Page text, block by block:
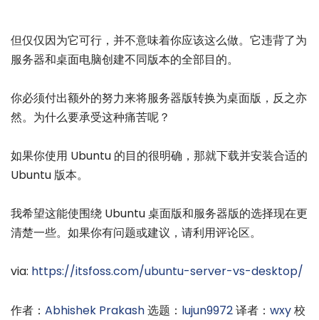
但仅仅因为它可行，并不意味着你应该这么做。它违背了为
服务器和桌面电脑创建不同版本的全部目的。
你必须付出额外的努力来将服务器版转换为桌面版，反之亦
然。为什么要承受这种痛苦呢？
如果你使用 Ubuntu 的目的很明确，那就下载并安装合适的
Ubuntu 版本。
我希望这能使围绕 Ubuntu 桌面版和服务器版的选择现在更
清楚一些。如果你有问题或建议，请利用评论区。
via: https://itsfoss.com/ubuntu-server-vs-desktop/
作者： Abhishek Prakash选题： lujun9972译者： wxy校